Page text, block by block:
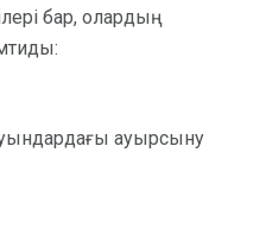
бар, олардың
ауырсыну